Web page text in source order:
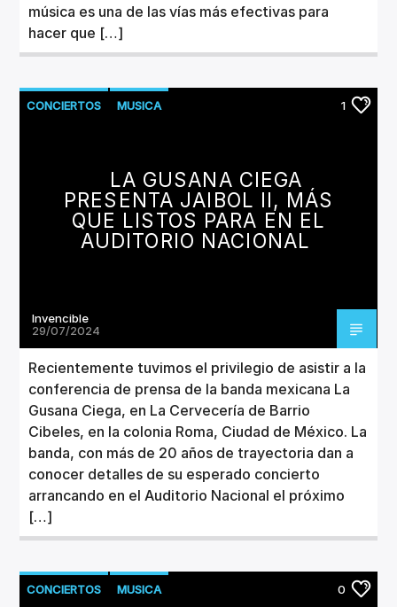
música es una de las vías más efectivas para
hacer que […]
CONCIERTOS MUSICA 1
LA GUSANA CIEGA
PRESENTA JAIBOL II, MÁS
QUE LISTOS PARA EN EL
AUDITORIO NACIONAL
Invencible
29/07/2024
Recientemente tuvimos el privilegio de asistir a la
conferencia de prensa de la banda mexicana La
Gusana Ciega, en La Cervecería de Barrio
Cibeles, en la colonia Roma, Ciudad de México. La
banda, con más de 20 años de trayectoria dan a
conocer detalles de su esperado concierto
arrancando en el Auditorio Nacional el próximo
[…]
CONCIERTOS MUSICA 0